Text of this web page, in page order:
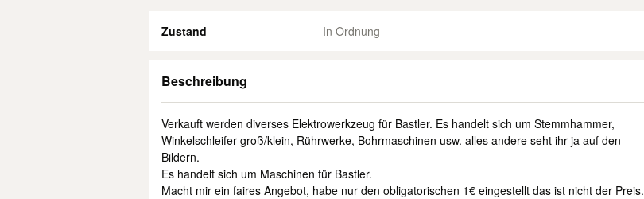
Zustand In Ordnung
Beschreibung
Verkauft werden diverses Elektrowerkzeug für Bastler. Es handelt sich um Stemmhammer,
Winkelschleifer groß/klein, Rührwerke, Bohrmaschinen usw. alles andere seht ihr ja auf den
Bildern.
Es handelt sich um Maschinen für Bastler.
Macht mir ein faires Angebot, habe nur den obligatorischen 1€ eingestellt das ist nicht der Preis.